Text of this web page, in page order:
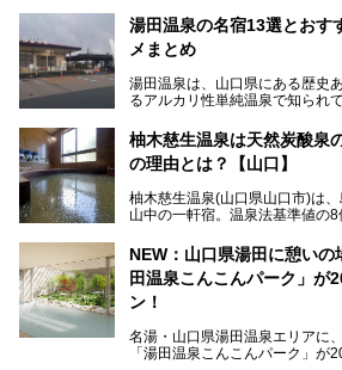
生まれ変わりました。
今回は、外湯(日帰り入浴施設)で
紹介。また、アクセスの注意点
湯田温泉の名宿13選とおす
メまとめ
湯田温泉は、山口県にある歴史
るアルカリ性単純温泉で知られ
湯田温泉では、瑠璃光寺五重塔
寿司」などのグルメスポット、
一風変わった催しを実施してい
この記事では、湯田温泉の魅力
ス方法も紹介します！
柚木慈生温泉は天然炭酸泉
の理由とは？【山口】
柚木慈生温泉(山口県山口市)は
山中の一軒宿。温泉法基準値の8
親しまれています。
日帰り入浴も可能ですが、その
宿泊がベスト。今回は、知られ
泉ファンなら一度は行ってみた
紹介します！
NEW：山口県湯田に憩い
田温泉こんこんパーク」が
ン！
名湯・山口県湯田温泉エリアに
「湯田温泉こんこんパーク」が